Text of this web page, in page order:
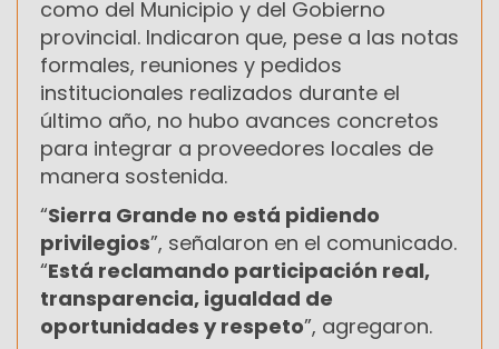
como del Municipio y del Gobierno
provincial. Indicaron que, pese a las notas
formales, reuniones y pedidos
institucionales realizados durante el
último año, no hubo avances concretos
para integrar a proveedores locales de
manera sostenida.
“Sierra Grande no está pidiendo
privilegios”, señalaron en el comunicado.
“Está reclamando participación real,
transparencia, igualdad de
oportunidades y respeto”, agregaron.